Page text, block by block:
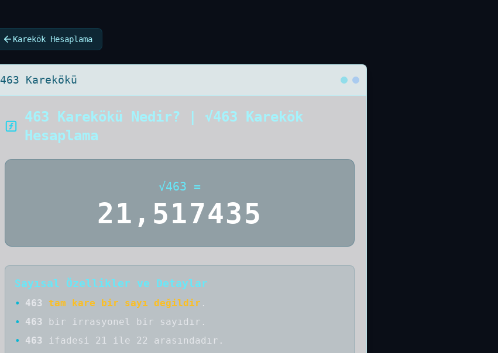
Karekök Hesaplama
463 Karekökü
463 Karekökü Nedir? | √463 Karekök
Hesaplama
√463 =
21,517435
Sayısal Özellikler ve Detaylar
• 463 tam kare bir sayı değildir .
•
463 bir irrasyonel bir sayıdır .
•
463
ifadesi 21 ile 22 arasındadır.